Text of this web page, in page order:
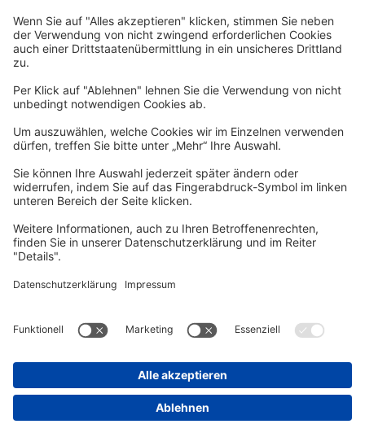
Newsletter
Per E-Mail informieren wir Sie über interessante Angebote.
Zum Newsletter anmelden
vhs Post
Zur vhs Post anmelden
Kontrast
Kurs-Merkliste
Bitte melden Sie sich über den folgenden Button an:
Sie haben noch kein Konto?
Registrieren Sie sich jetzt